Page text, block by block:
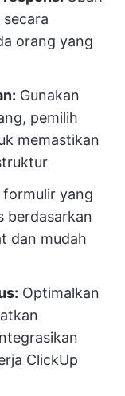
orang yang
Gunakan
pemilih
memastikan
formulir yang
berdasarkan
dan mudah
Optimalkan
ClickUp